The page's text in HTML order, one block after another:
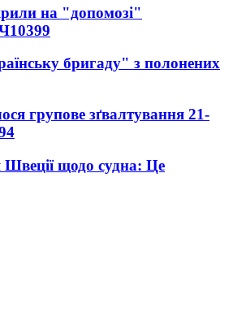
на "допомозі"
10399
бригаду" з полонених
групове зґвалтування 21-
щодо судна: Це